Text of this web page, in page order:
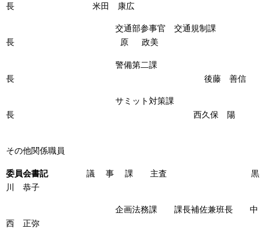
長 米田 康広
交通部参事官 交通規制課
長 原 政美
警備第二課
長 後藤 善信
サミット対策課
長 西久保 陽
その他関係職員
委員会書記議 事 課 主査 黒
川 恭子
企画法務課 課長補佐兼班長 中
西 正弥